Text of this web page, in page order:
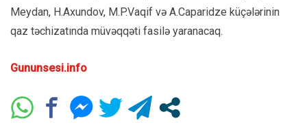
Meydan, H.Axundov, M.P.Vaqif və A.Caparidze küçələrinin
qaz təchizatında müvəqqəti fasilə yaranacaq.
Gununsesi.info